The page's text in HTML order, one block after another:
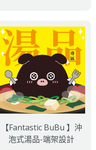
【Fantastic BuBu 】沖
泡式湯品-端架設計